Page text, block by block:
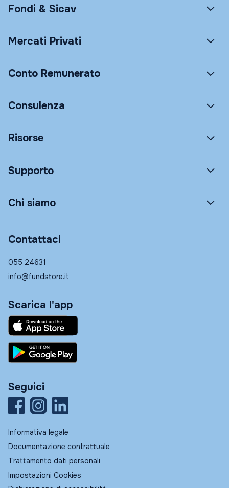
Fondi & Sicav
Mercati Privati
Conto Remunerato
Consulenza
Risorse
Supporto
Chi siamo
Contattaci
055 24631
info@fundstore.it
Scarica l'app
Seguici
Informativa legale
Documentazione contrattuale
Trattamento dati personali
Impostazioni Cookies